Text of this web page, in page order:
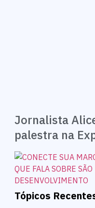
Jornalista
palestra na
Tópicos